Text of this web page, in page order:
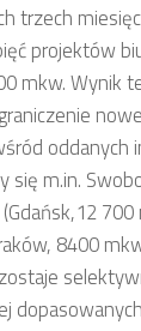
trzech
projektów
mkw. Wynik
oddanych
się m.in.
700
8400